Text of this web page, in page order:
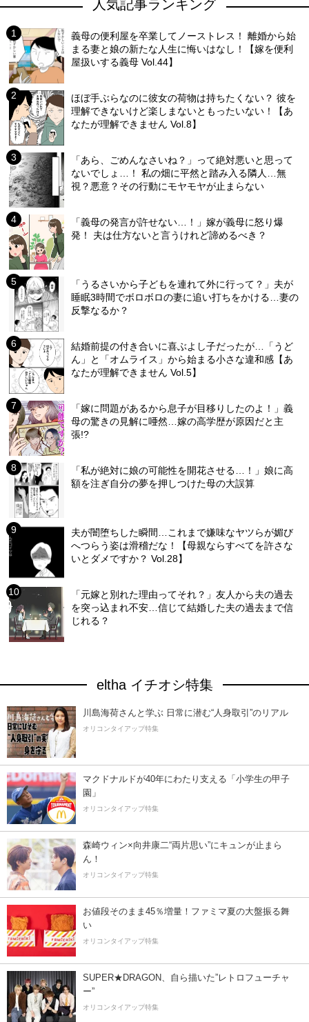
人気記事ランキング
義母の便利屋を卒業してノーストレス！ 離婚から始
まる妻と娘の新たな人生に悔いはなし！【嫁を便利
屋扱いする義母 Vol.44】
ほぼ手ぶらなのに彼女の荷物は持ちたくない？ 彼を
理解できないけど楽しまないともったいない！【あ
なたが理解できません Vol.8】
「あら、ごめんなさいね？」って絶対悪いと思って
ないでしょ…！ 私の畑に平然と踏み入る隣人…無
視？悪意？その行動にモヤモヤが止まらない
「義母の発言が許せない…！」嫁が義母に怒り爆
発！ 夫は仕方ないと言うけれど諦めるべき？
「うるさいから子どもを連れて外に行って？」夫が
睡眠3時間でボロボロの妻に追い打ちをかける…妻の
反撃なるか？
結婚前提の付き合いに喜ぶよし子だったが…「うど
ん」と「オムライス」から始まる小さな違和感【あ
なたが理解できません Vol.5】
「嫁に問題があるから息子が目移りしたのよ！」義
母の驚きの見解に唖然…嫁の高学歴が原因だと主
張!?
「私が絶対に娘の可能性を開花させる…！」娘に高
額を注ぎ自分の夢を押しつけた母の大誤算
夫が闇堕ちした瞬間…これまで嫌味なヤツらが媚び
へつらう姿は滑稽だな！【母親ならすべてを許さな
いとダメですか？ Vol.28】
「元嫁と別れた理由ってそれ？」友人から夫の過去
を突っ込まれ不安…信じて結婚した夫の過去まで信
じれる？
eltha イチオシ特集
川島海荷さんと学ぶ 日常に潜む“人身取引”のリアル
オリコンタイアップ特集
マクドナルドが40年にわたり支える「小学生の甲子
園」
オリコンタイアップ特集
森崎ウィン×向井康二“両片思い”にキュンが止まら
ん！
オリコンタイアップ特集
お値段そのまま45％増量！ファミマ夏の大盤振る舞
い
オリコンタイアップ特集
SUPER★DRAGON、自ら描いた”レトロフューチャ
ー”
オリコンタイアップ特集